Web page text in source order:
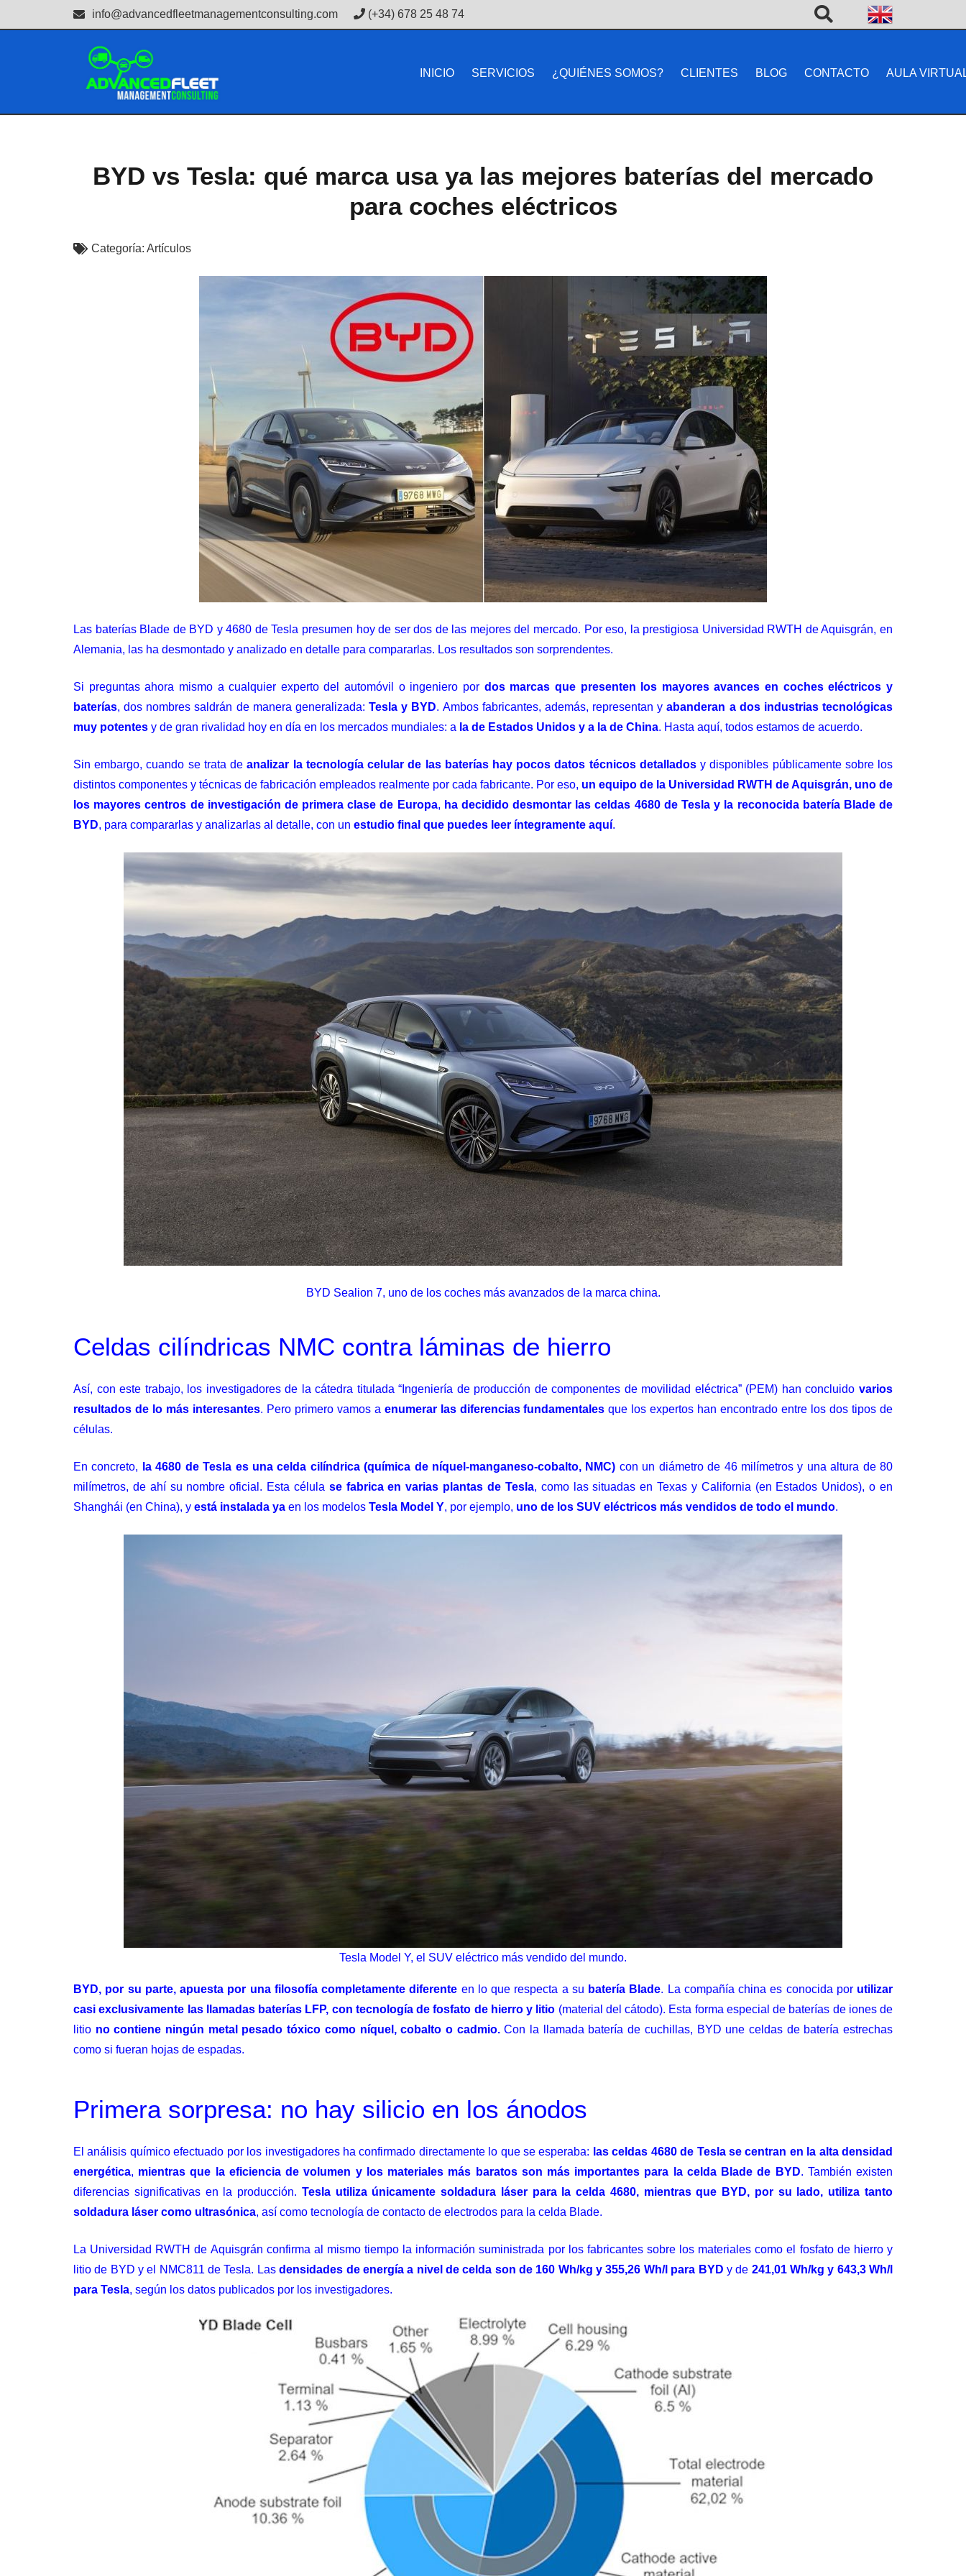
info@advancedfleetmanagementconsulting.com (+34) 678 25 48 74
INICIO SERVICIOS ¿QUIÉNES SOMOS? CLIENTES BLOG CONTACTO AULA
BYD vs Tesla: qué marca usa ya las mejores baterías del mercado
para coches eléctricos
Categoría: Artículos
Las baterías Blade de BYD y 4680 de Tesla presumen hoy de ser dos de las mejores del mercado. Por eso, la prestigiosa Universidad RWTH de Aquisgrán, en
Alemania, las ha desmontado y analizado en detalle para compararlas. Los resultados son sorprendentes.
Si preguntas ahora mismo a cualquier experto del automóvil o ingeniero por dos marcas que presenten los mayores avances en coches eléctricos y
baterías, dos nombres saldrán de manera generalizada:Tesla y BYD. Ambos fabricantes, además, representan yabanderan a dos industrias tecnológicas
muy potentes y de gran rivalidad hoy en día en los mercados mundiales: a la de Estados Unidos y a la de China. Hasta aquí, todos estamos de acuerdo.
Sin embargo, cuando se trata deanalizar la tecnología celular de las baterías hay pocos datos técnicos detalladosy disponibles públicamente sobre los
distintos componentes y técnicas de fabricación empleados realmente por cada fabricante. Por eso, un equipo de la Universidad RWTH de Aquisgrán, uno de
los mayores centros de investigación de primera clase de Europa, ha decidido desmontar las celdas 4680 de Tesla y la reconocida batería Blade de
BYD, para compararlas y analizarlas al detalle, con un estudio final que puedes leer íntegramente aquí.
BYD Sealion 7, uno de los coches más avanzados de la marca china.
Celdas cilíndricas NMC contra láminas de hierro
Así, con este trabajo, los investigadores de la cátedra titulada “Ingeniería de producción de componentes de movilidad eléctrica” ​​(PEM) han concluido varios
resultados de lo más interesantes. Pero primero vamos a enumerar las diferencias fundamentales que los expertos han encontrado entre los dos tipos de
células.
En concreto, la 4680 de Tesla es una celda cilíndrica (química de níquel-manganeso-cobalto, NMC) con un diámetro de 46 milímetros y una altura de 80
milímetros, de ahí su nombre oficial. Esta célula se fabrica en varias plantas de Tesla, como las situadas en Texas y California (en Estados Unidos), o en
Shanghái (en China), y está instalada ya en los modelos Tesla Model Y, por ejemplo, uno de los SUV eléctricos más vendidos de todo el mundo.
Tesla Model Y, el SUV eléctrico más vendido del mundo.
BYD, por su parte, apuesta por una filosofía completamente diferente en lo que respecta a su batería Blade. La compañía china es conocida por utilizar
casi exclusivamente las llamadas baterías LFP, con tecnología de fosfato de hierro y litio (material del cátodo). Esta forma especial de baterías de iones de
litio no contiene ningún metal pesado tóxico como níquel, cobalto o cadmio.Con la llamada batería de cuchillas, BYD une celdas de batería estrechas
como si fueran hojas de espadas.
Primera sorpresa: no hay silicio en los ánodos
El análisis químico efectuado por los investigadores ha confirmado directamente lo que se esperaba: las celdas 4680 de Tesla se centran en la alta densidad
energética, mientras que la eficiencia de volumen y los materiales más baratos son más importantes para la celda Blade de BYD. También existen
diferencias significativas en la producción. Tesla utiliza únicamente soldadura láser para la celda 4680, mientras que BYD, por su lado, utiliza tanto
soldadura láser como ultrasónica, así como tecnología de contacto de electrodos para la celda Blade.
La Universidad RWTH de Aquisgrán confirma al mismo tiempo la información suministrada por los fabricantes sobre los materiales como el fosfato de hierro y
litio de BYD y el NMC811 de Tesla. Lasdensidades de energía a nivel de celda son de 160 Wh/kg y 355,26 Wh/l para BYD y de 241,01 Wh/kg y 643,3 Wh/l
para Tesla, según los datos publicados por los investigadores.